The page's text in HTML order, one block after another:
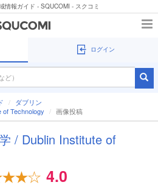
情報ガイド - SQUCOMI - スクコミ
ログイン
ダブリン
of Technology
画像投稿
/ Dublin Institute of
4.0